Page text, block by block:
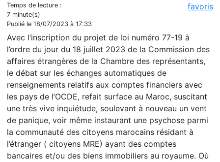
Temps de lecture :
7 minute(s)
Publié le 18/07/2023 à 17:33
favoris
Avec l’inscription du projet de loi numéro 77-19 à
l’ordre du jour du 18 juillet 2023 de la Commission des
affaires étrangères de la Chambre des représentants,
le débat sur les échanges automatiques de
renseignements relatifs aux comptes financiers avec
les pays de l’OCDE, refait surface au Maroc, suscitant
une très vive inquiétude, soulevant à nouveau un vent
de panique, voir même instaurant une psychose parmi
la communauté des citoyens marocains résidant à
l’étranger ( citoyens MRE) ayant des comptes
bancaires et/ou des biens immobiliers au royaume. Où